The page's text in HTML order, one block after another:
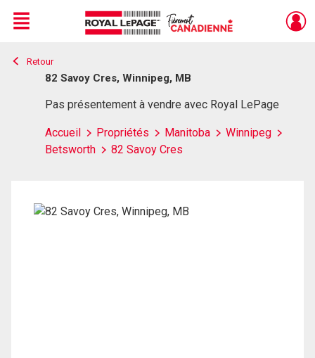
Live
En Direct
Menu
Retour
82 Savoy Cres, Winnipeg, MB
Pas présentement à vendre avec Royal LePage
Accueil Propriétés Manitoba
Winnipeg
Betsworth
82 Savoy Cres